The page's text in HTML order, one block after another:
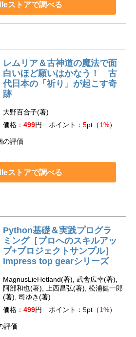
ストアで調べる
レムリア＆古神道の魔法で面
白いほど願いはかなう！ 古
代日本の「祈り」が起こす奇
跡
大野百合子(著)
価格： 499円 ポイント： 5pt（1%）
の評価
ストアで調べる
Python基礎＆実践プログラ
ミング［プロへのスキルアッ
プ+プロジェクトサンプル］
impress top gearシリーズ
MagnusLieHetland(著), 武舎広幸(著),
阿部和也(著), 上西昌弘(著), 松浦健一郎
(著), 司ゆき(著)
価格： 499円 ポイント： 5pt（1%）
評価